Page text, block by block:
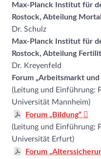
Max-Planck Institut für
Rostock, Abteilung
Dr. Schulz
Max-Planck Institut für
Rostock, Abteilung
Dr. Kreyenfeld
Forum „Arbeitsmarkt
(Leitung und Einführung:
Universität Mannheim)
Forum „Bildung“
(Leitung und Einführung:
Universität Erfurt)
Forum